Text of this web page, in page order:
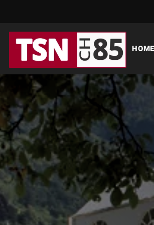
HOME